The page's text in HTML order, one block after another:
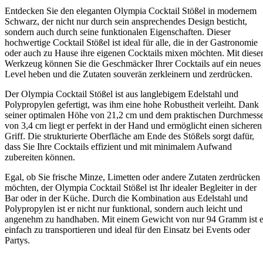
Entdecken Sie den eleganten Olympia Cocktail Stößel in modernem
Schwarz, der nicht nur durch sein ansprechendes Design besticht,
sondern auch durch seine funktionalen Eigenschaften. Dieser
hochwertige Cocktail Stößel ist ideal für alle, die in der Gastronomie
oder auch zu Hause ihre eigenen Cocktails mixen möchten. Mit
Werkzeug können Sie die Geschmäcker Ihrer Cocktails auf ein neues
Level heben und die Zutaten souverän zerkleinern und zerdrücken.
Der Olympia Cocktail Stößel ist aus langlebigem Edelstahl und
Polypropylen gefertigt, was ihm eine hohe Robustheit verleiht. Dank
seiner optimalen Höhe von 21,2 cm und dem praktischen
von 3,4 cm liegt er perfekt in der Hand und ermöglicht einen sicheren
Griff. Die strukturierte Oberfläche am Ende des Stößels sorgt dafür,
dass Sie Ihre Cocktails effizient und mit minimalem Aufwand
zubereiten können.
Egal, ob Sie frische Minze, Limetten oder andere Zutaten zerdrücken
möchten, der Olympia Cocktail Stößel ist Ihr idealer Begleiter in der
Bar oder in der Küche. Durch die Kombination aus Edelstahl und
Polypropylen ist er nicht nur funktional, sondern auch leicht und
angenehm zu handhaben. Mit einem Gewicht von nur 94 Gramm ist
einfach zu transportieren und ideal für den Einsatz bei Events oder
Partys.